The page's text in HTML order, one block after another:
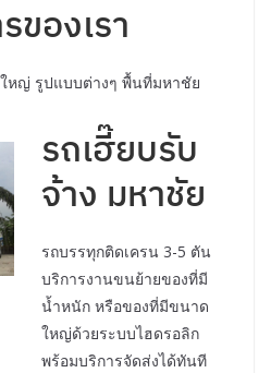
ของเรา
หญ่ รูปแบบต่างๆ พื้นที่มหาชัย
รถเฮี๊ยบรับ
จ้าง มหาชัย
รถบรรทุกติดเครน 3-5 ตัน
บริการงานขนย้ายของที่มี
น้ำหนัก หรือของที่มีขนาด
ใหญ่ด้วยระบบไฮดรอลิก
พร้อมบริการจัดส่งได้ทันที